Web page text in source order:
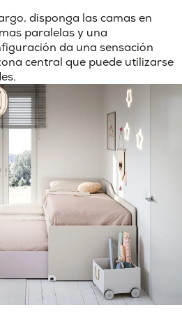
disponga las camas en
paralelas y una
da una sensación
central que puede utilizarse